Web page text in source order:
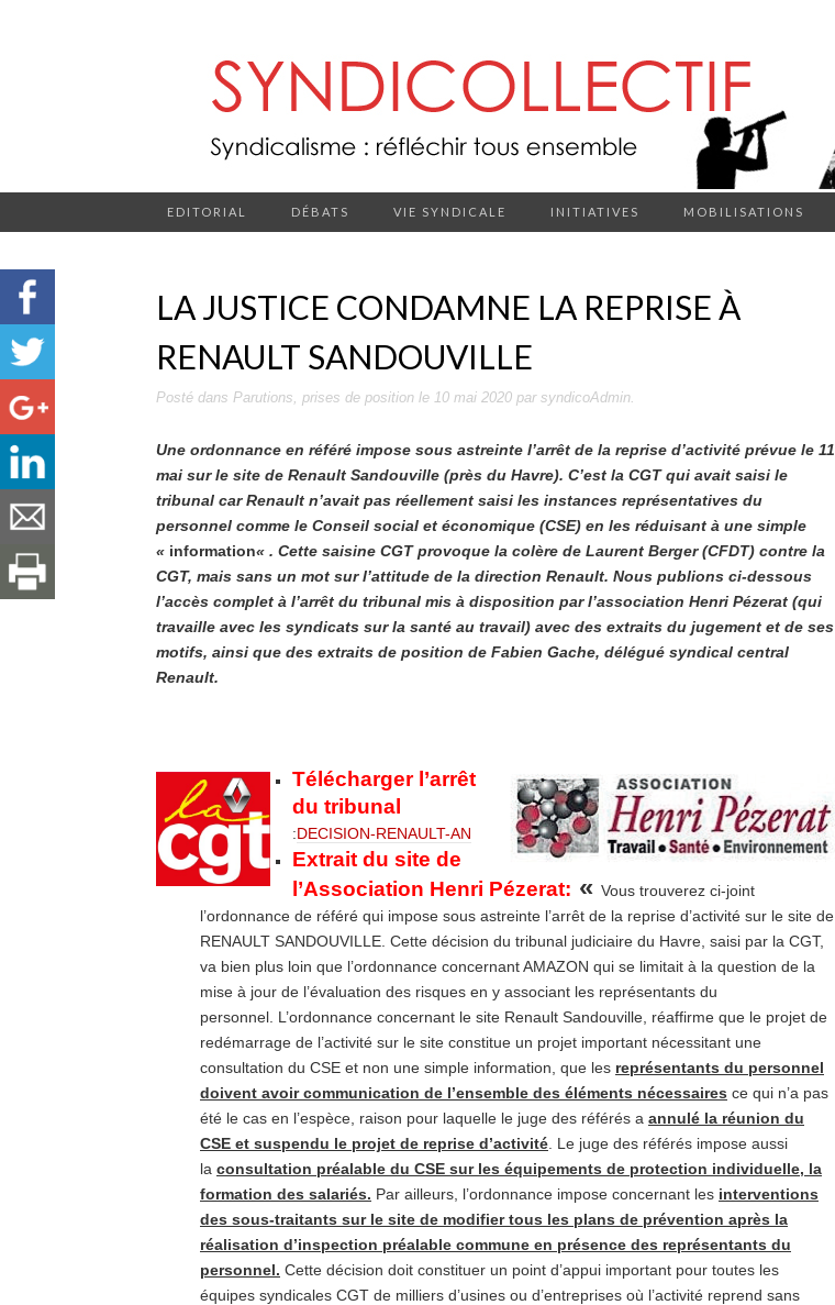
EDITORIAL DÉBATS VIE SYNDICALE INITIATIVES MOBILISATIONS
LA JUSTICE CONDAMNE LA REPRISE À
RENAULT SANDOUVILLE
Posté dans Parutions, prises de position le 10 mai 2020 par syndicoAdmin.
Une ordonnance en référé impose sous astreinte l’arrêt de la reprise d’activité prévue le 11
mai sur le site de Renault Sandouville (près du Havre). C’est la CGT qui avait saisi le
tribunal car Renault n’avait pas réellement saisi les instances représentatives du
personnel comme le Conseil social et économique (CSE) en les réduisant à une simple
« information« . Cette saisine CGT provoque la colère de Laurent Berger (CFDT) contre la
CGT, mais sans un mot sur l’attitude de la direction Renault. Nous publions ci-dessous
l’accès complet à l’arrêt du tribunal mis à disposition par l’association Henri Pézerat (qui
travaille avec les syndicats sur la santé au travail) avec des extraits du jugement et de ses
motifs, ainsi que des extraits de position de Fabien Gache, délégué syndical central
Renault.
Télécharger l’arrêt
du tribunal
:DECISION-RENAULT-AN
Extrait du site de
l’Association Henri Pézerat: « Vous trouverez ci-joint
l’ordonnance de référé qui impose sous astreinte l’arrêt de la reprise d’activité sur le site de
RENAULT SANDOUVILLE. Cette décision du tribunal judiciaire du Havre, saisi par la CGT,
va bien plus loin que l’ordonnance concernant AMAZON qui se limitait à la question de la
mise à jour de l’évaluation des risques en y associant les représentants du
personnel. L’ordonnance concernant le site Renault Sandouville, réaffirme que le projet de
redémarrage de l’activité sur le site constitue un projet important nécessitant une
consultation du CSE et non une simple information, que les représentants du personnel
doivent avoir communication de l’ensemble des éléments nécessaires ce qui n’a pas
été le cas en l’espèce, raison pour laquelle le juge des référés a annulé la réunion du
CSE et suspendu le projet de reprise d’activité . Le juge des référés impose aussi
la consultation préalable du CSE sur les équipements de protection individuelle, la
formation des salariés. Par ailleurs, l’ordonnance impose concernant les interventions
des sous-traitants sur le site de modifier tous les plans de prévention après la
réalisation d’inspection préalable commune en présence des représentants du
personnel. Cette décision doit constituer un point d’appui important pour toutes les
équipes syndicales CGT de milliers d’usines ou d’entreprises où l’activité reprend sans